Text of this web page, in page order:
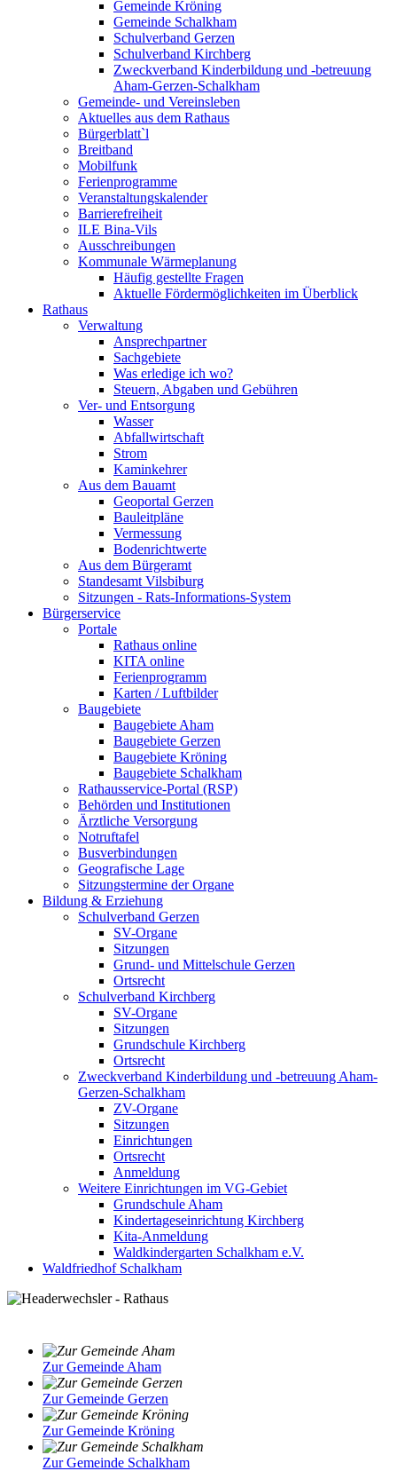
Gemeinde Kröning
Gemeinde Schalkham
Schulverband Gerzen
Schulverband Kirchberg
Zweckverband Kinderbildung und -betreuung
Aham-Gerzen-Schalkham
Gemeinde- und Vereinsleben
Aktuelles aus dem Rathaus
Bürgerblatt`l
Breitband
Mobilfunk
Ferienprogramme
Veranstaltungskalender
Barrierefreiheit
ILE Bina-Vils
Ausschreibungen
Kommunale Wärmeplanung
Häufig gestellte Fragen
Aktuelle Fördermöglichkeiten im Überblick
Rathaus
Verwaltung
Ansprechpartner
Sachgebiete
Was erledige ich wo?
Steuern, Abgaben und Gebühren
Ver- und Entsorgung
Wasser
Abfallwirtschaft
Strom
Kaminkehrer
Aus dem Bauamt
Geoportal Gerzen
Bauleitpläne
Vermessung
Bodenrichtwerte
Aus dem Bürgeramt
Standesamt Vilsbiburg
Sitzungen - Rats-Informations-System
Bürgerservice
Portale
Rathaus online
KITA online
Ferienprogramm
Karten / Luftbilder
Baugebiete
Baugebiete Aham
Baugebiete Gerzen
Baugebiete Kröning
Baugebiete Schalkham
Rathausservice-Portal (RSP)
Behörden und Institutionen
Ärztliche Versorgung
Notruftafel
Busverbindungen
Geografische Lage
Sitzungstermine der Organe
Bildung & Erziehung
Schulverband Gerzen
SV-Organe
Sitzungen
Grund- und Mittelschule Gerzen
Ortsrecht
Schulverband Kirchberg
SV-Organe
Sitzungen
Grundschule Kirchberg
Ortsrecht
Zweckverband Kinderbildung und -betreuung Aham-
Gerzen-Schalkham
ZV-Organe
Sitzungen
Einrichtungen
Ortsrecht
Anmeldung
Weitere Einrichtungen im VG-Gebiet
Grundschule Aham
Kindertageseinrichtung Kirchberg
Kita-Anmeldung
Waldkindergarten Schalkham e.V.
Waldfriedhof Schalkham
Zur Gemeinde Aham
Zur Gemeinde Gerzen
Zur Gemeinde Kröning
Zur Gemeinde Schalkham